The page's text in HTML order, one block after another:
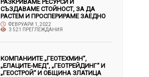
РАЗКРИВАМЕ РЕСУРСИ И
СЪЗДАВАМЕ СТОЙНОСТ, ЗА ДА
РАСТЕМ И ПРОСПЕРИРАМЕ ЗАЕДНО
ФЕВРУАРИ 1, 2022
3 521 ПРЕГЛЕЖДАНИЯ
КОМПАНИИТЕ „ГЕОТЕХМИН“,
„ЕЛАЦИТЕ-МЕД“, „ГЕОТРЕЙДИНГ“ И
„ГЕОСТРОЙ“ И ОБЩИНА ЗЛАТИЦА